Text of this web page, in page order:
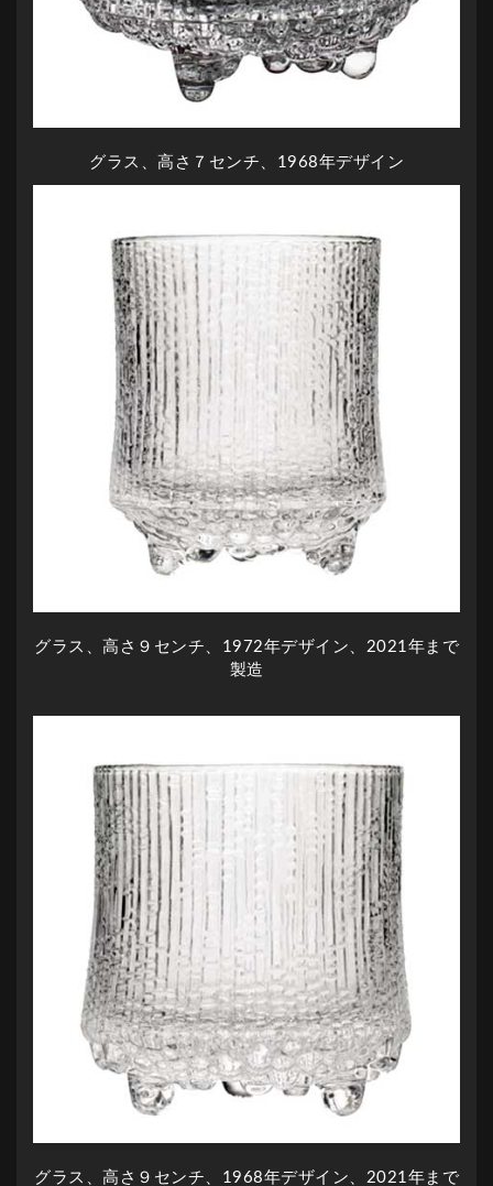
グラス、高さ７センチ、1968年デザイン
グラス、高さ９センチ、1972年デザイン、2021年まで
製造
グラス、高さ９センチ、1968年デザイン、2021年まで